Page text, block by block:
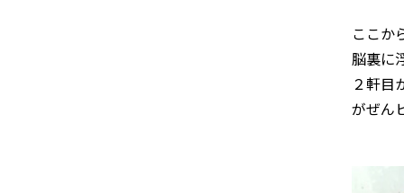
ここか
脳裏に
２軒目
がぜん